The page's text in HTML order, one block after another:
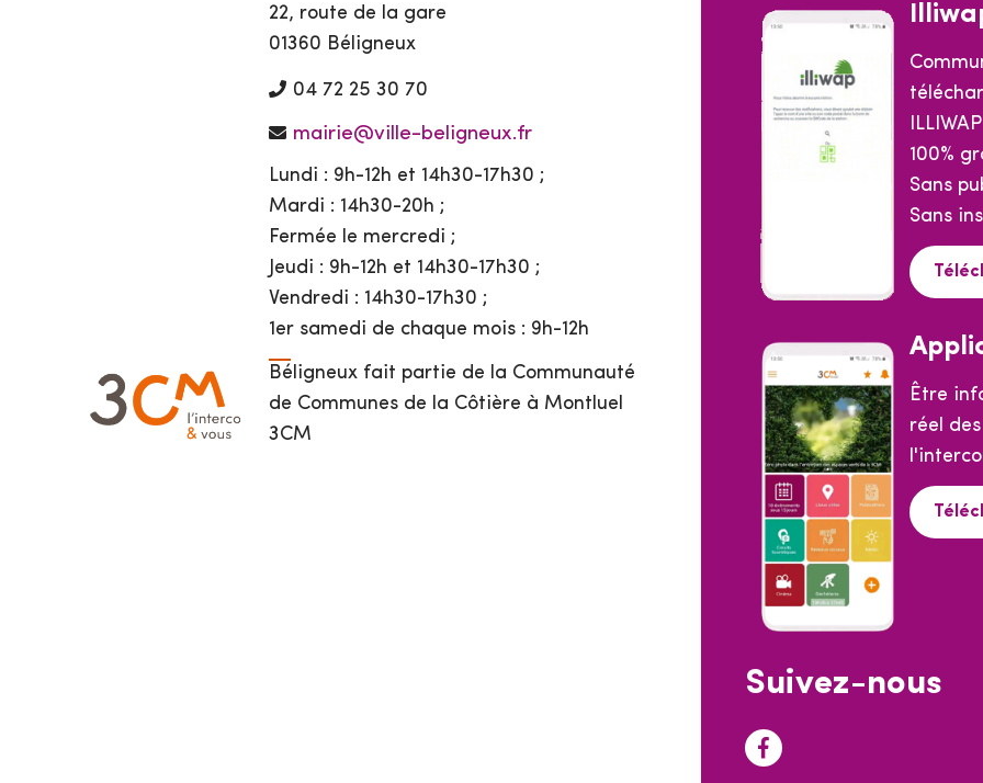
22, route de la gare
01360 Béligneux
04 72 25 30 70
mairie@ville-beligneux.fr
Lundi : 9h-12h et 14h30-17h30 ;
Mardi : 14h30-20h ;
Fermée le mercredi ;
Jeudi : 9h-12h et 14h30-17h30 ;
Vendredi : 14h30-17h30 ;
1er samedi de chaque mois : 9h-12h
Béligneux fait partie de la Communauté
de Communes de la Côtière à Montluel
3CM
ILLIWAP
100%
Sans
Sans
Être
réel
Suivez-nous
F